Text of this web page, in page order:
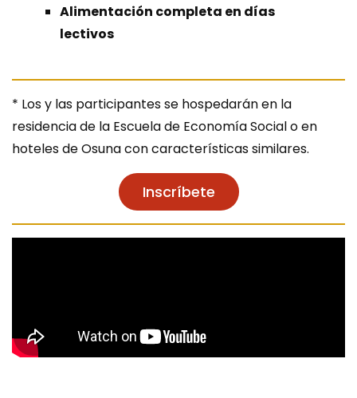
Alimentación completa en días
lectivos
* Los y las participantes se hospedarán en la
residencia de la Escuela de Economía Social o en
hoteles de Osuna con características similares.
Inscríbete